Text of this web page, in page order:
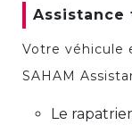
Assistance
Votre véhicule
SAHAM
Le